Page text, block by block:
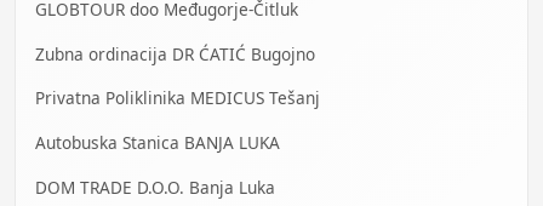
GLOBTOUR doo Međugorje-Čitluk
Zubna ordinacija DR ĆATIĆ Bugojno
Privatna Poliklinika MEDICUS Tešanj
Autobuska Stanica BANJA LUKA
DOM TRADE D.O.O. Banja Luka